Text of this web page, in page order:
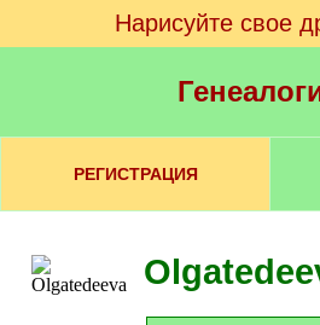
Нарисуйте свое
РЕГИСТРАЦИЯ